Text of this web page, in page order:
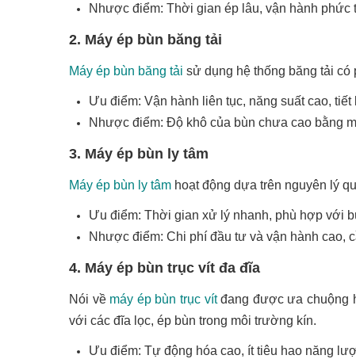
Nhược điểm: Thời gian ép lâu, vận hành
2. Máy ép bùn băng tải
Máy ép bùn băng tải sử dụng hệ thống băng tải
Ưu điểm: Vận hành liên tục, năng suất cao, tiết
Nhược điểm: Độ khô của bùn chưa cao bằng
3. Máy ép bùn ly tâm
Máy ép bùn ly tâm hoạt động dựa trên nguyên lý
Ưu điểm: Thời gian xử lý nhanh, phù hợp với
Nhược điểm: Chi phí đầu tư và vận hành cao,
4. Máy ép bùn trục vít đa đĩa
Nói về máy ép bùn trục vítđang được ưa chuộng
với các đĩa lọc, ép bùn trong môi trường kín.
Ưu điểm: Tự động hóa cao, ít tiêu hao năng